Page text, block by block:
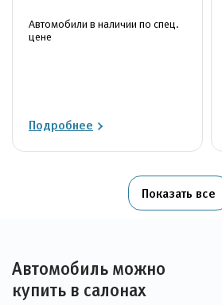
Автомобили в наличии по спец.
цене
Подробнее
Показать все
Автомобиль можно
купить в салонах